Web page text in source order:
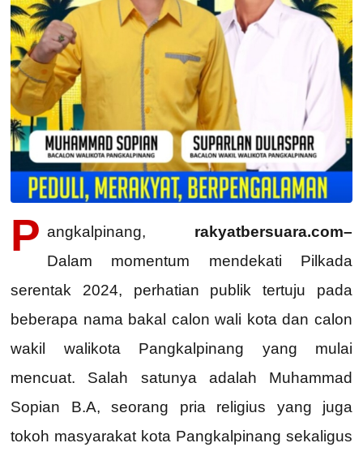
P angkalpinang, rakyatbersuara.com–
Dalam momentum mendekati Pilkada
serentak 2024, perhatian publik tertuju pada
beberapa nama bakal calon wali kota dan calon
wakil walikota Pangkalpinang yang mulai
mencuat. Salah satunya adalah Muhammad
Sopian B.A, seorang pria religius yang juga
tokoh masyarakat kota Pangkalpinang sekaligus